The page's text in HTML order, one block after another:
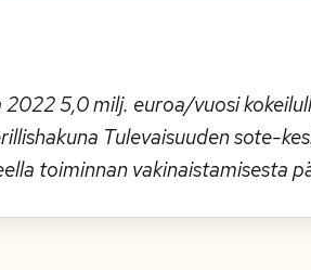
5,0 milj. euroa/vuosi
Tulevaisuuden sote-
toiminnan vakinaistamisesta